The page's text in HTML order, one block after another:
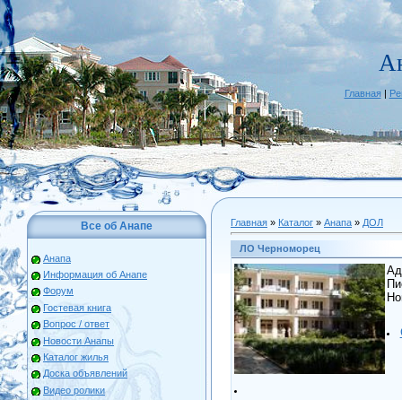
Главная |
Все об Анапе
Анапа
Информация об Анапе
Форум
Гостевая книга
Вопрос / ответ
Новости Анапы
Каталог жилья
Доска объявлений
Видео ролики
Главная » Каталог » Анапа » ДОЛ
ЛО Черноморец